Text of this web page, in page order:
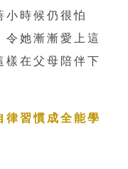
小時候仍很怕
令她漸漸愛上這
樣在父母陪伴下
律習慣成全能學